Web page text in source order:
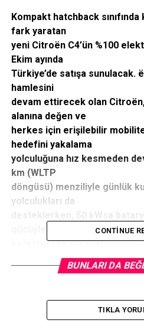
Kompakt hatchback
fark yaratan
yeni Citroën C4’ün %100
Ekim ayında
Türkiye’de satışa
hamlesini
devam ettirecek olan
alanına değen ve
herkes için erişilebilir
hedefini yakalama
yolculuğuna hız kesmeden
km (WLTP
döngüsü) menziliyle günlük
yolculukları da
birleştirerek rakiplerinin
süreleri sunuyor.
Citroën, tamamen elektrikli ë-
Mobilite dünyasının her alanına
erişilebilir mobilitesunmaya
CONTINUE
BUNLARI DA
TIKLA